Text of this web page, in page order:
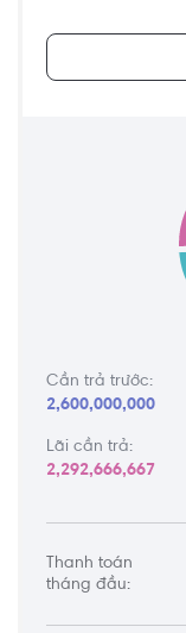
Cần trả trước:
2,600,000,000
Lãi cần trả:
2,292,666,667
Thanh toán
tháng đầu: